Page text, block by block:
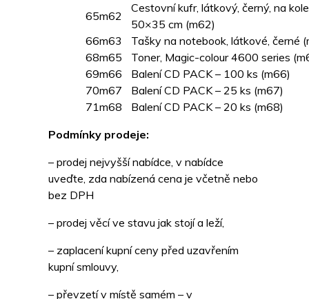
65m62
Cestovní kufr, látkový, černý, na
50×35 cm (m62)
66m63
Tašky na notebook, látkové, černé
68m65
Toner, Magic-colour 4600 series
69m66
Balení CD PACK – 100 ks (m66)
70m67
Balení CD PACK – 25 ks (m67)
71m68
Balení CD PACK – 20 ks (m68)
Podmínky prodeje:
– prodej nejvyšší nabídce, v nabídce
uveďte, zda nabízená cena je včetně nebo
bez DPH
– prodej věcí ve stavu jak stojí a leží,
– zaplacení kupní ceny před uzavřením
kupní smlouvy,
– převzetí v místě samém – v